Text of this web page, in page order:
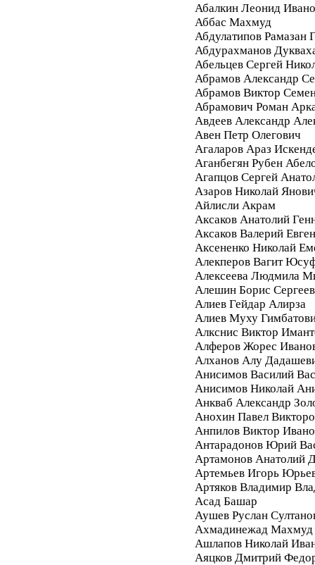
Абалкин Леонид
Аббас Махмуд
Абдулатипов Рамазан
Абдурахманов
Абельцев Сергей
Абрамов Александр
Абрамов Виктор
Абрамович Роман
Авдеев Александр
Авен Петр Олегович
Агаларов Араз
Аганбегян Рубен
Агапцов Сергей
Азаров Николай
Айлисли Акрам
Аксаков Анатолий
Аксаков Валерий
Аксененко Николай
Алекперов Вагит
Алексеева Людмила
Алешин Борис
Алиев Гейдар Алирза
Алиев Муху
Алкснис Виктор
Алферов Жорес
Алханов Алу
Анисимов Василий
Анисимов Николай
Анкваб Александр
Анохин Павел
Анпилов Виктор
Антарадонов Юрий
Артамонов Анатолий
Артемьев Игорь
Артяков Владимир
Асад Башар
Аушев Руслан
Ахмадинежад Махмуд
Ашлапов Николай
Аяцков Дмитрий